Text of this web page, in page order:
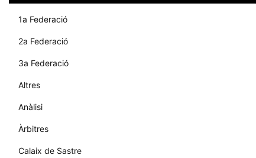
1a Federació
2a Federació
3a Federació
Altres
Anàlisi
Àrbitres
Calaix de Sastre